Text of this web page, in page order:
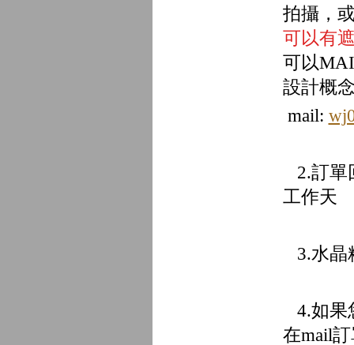
拍攝，
可以有
可以
設計概
mail:
2.訂單
工作天
3.水晶
4.如果
在mail